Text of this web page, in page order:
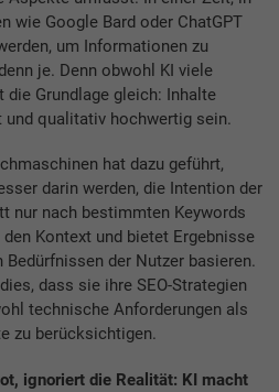
wie Google Bard oder ChatGPT
um Informationen zu
je. Denn obwohl KI viele
Grundlage gleich: Inhalte
und qualitativ hochwertig sein.
hat dazu geführt,
darin werden, die Intention der
nur nach bestimmten Keywords
Kontext und bietet Ergebnisse
Bedürfnissen der Nutzer basieren.
dass sie ihre SEO-Strategien
technische Anforderungen als
zu berücksichtigen.
ignoriert die Realität: KI macht